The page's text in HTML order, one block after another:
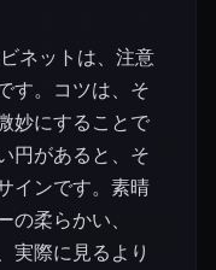
ネットは、注意
す。コツは、そ
妙にすることで
円があると、そ
インです。素晴
柔らかい、
実際に見るより